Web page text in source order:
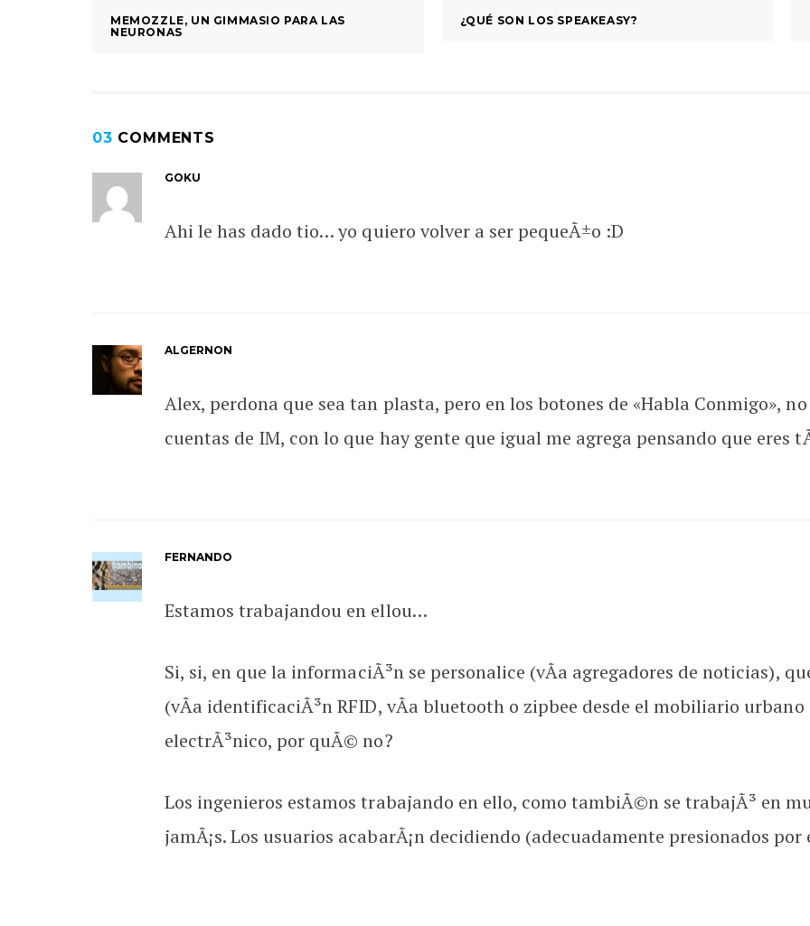
MEMOZZLE, UN GIMMASIO PARA LAS
NEURONAS
¿QUÉ SON LOS SPEAKEASY?
03 COMMENTS
GOKU
Ahi le has dado tio… yo quiero volver a ser pequeÃ±o :D
ALGERNON
Alex, perdona que sea tan plasta, pero en los botones de «Habla Conmigo»,
cuentas de IM, con lo que hay gente que igual me agrega pensando que eres
FERNANDO
Estamos trabajandou en ellou…
Si, si, en que la informaciÃ³n se personalice (vÃ­a agregadores de noticias),
(vÃ­a identificaciÃ³n RFID, vÃ­a bluetooth o zipbee desde el mobiliario
electrÃ³nico, por quÃ© no?
Los ingenieros estamos trabajando en ello, como tambiÃ©n se trabajÃ³ en
jamÃ¡s. Los usuarios acabarÃ¡n decidiendo (adecuadamente presionados